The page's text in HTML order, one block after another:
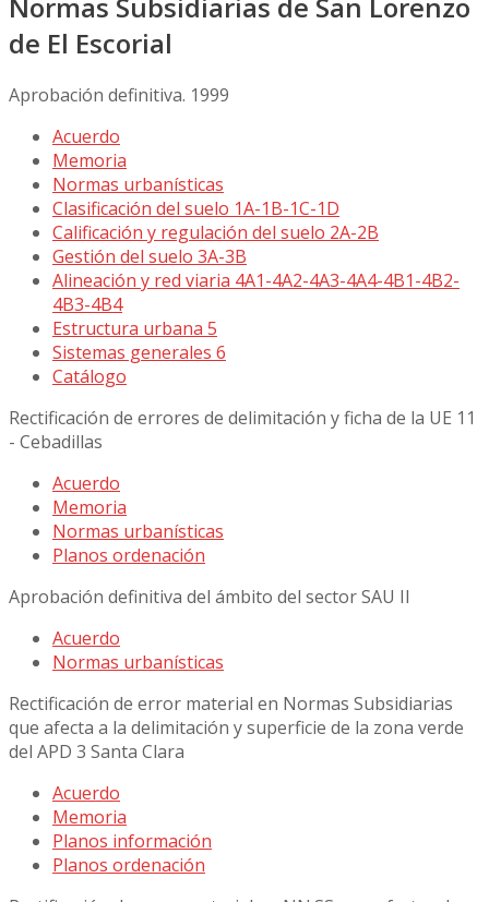
Normas Subsidiarias de San Lorenzo
de El Escorial
Aprobación definitiva. 1999
Acuerdo
Memoria
Normas urbanísticas
Clasificación del suelo 1A-1B-1C-1D
Calificación y regulación del suelo 2A-2B
Gestión del suelo 3A-3B
Alineación y red viaria 4A1-4A2-4A3-4A4-4B1-4B2-
4B3-4B4
Estructura urbana 5
Sistemas generales 6
Catálogo
Rectificación de errores de delimitación y ficha de la UE 11
- Cebadillas
Acuerdo
Memoria
Normas urbanísticas
Planos ordenación
Aprobación definitiva del ámbito del sector SAU II
Acuerdo
Normas urbanísticas
Rectificación de error material en Normas Subsidiarias
que afecta a la delimitación y superficie de la zona verde
del APD 3 Santa Clara
Acuerdo
Memoria
Planos información
Planos ordenación